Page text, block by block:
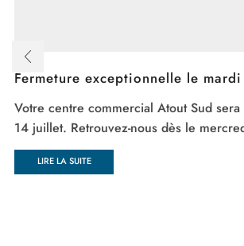
Fermeture exceptionnelle le
Votre centre commercial Atout Sud
14 juillet. Retrouvez-nous dès le
LIRE LA SUITE